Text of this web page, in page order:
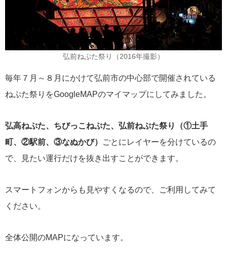
弘前ねぷた祭り（2016年撮影）
毎年７月～８月にかけて弘前市の中心部で開催されている
ねぷた祭りをGoogleMAPのマイマップにしてみました。
弘高ねぷた、ちびっこねぷた、弘前ねぷた祭り（①土手
町、②駅前、③なぬかび）
ごとにレイヤーを分けているの
で、見たい運行だけを抜き出すことができます。
スマートフォンからも見やすくなるので、ご利用してみて
ください。
全体公開のMAPになっています。